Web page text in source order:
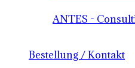
ANTES -
Bestellung / Kontakt